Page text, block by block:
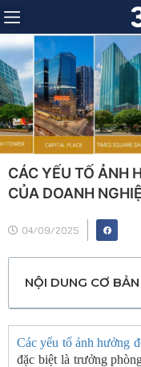
CÁC YẾU TỐ ẢNH
CỦA DOANH
04/09/2025
NỘI DUNG CƠ BẢN
Các yếu tố ảnh hưởng
đặc biệt là trưởng